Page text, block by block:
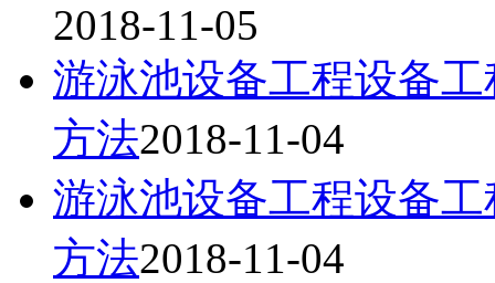
2018-11-05
游泳池设备工程设备
方法2018-11-04
游泳池设备工程设备
方法2018-11-04